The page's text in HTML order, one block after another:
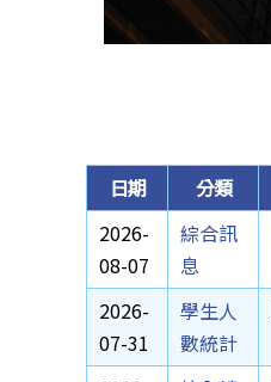
日期 分類
2026-
08-07
綜合訊
息
2026-
07-31
學生人
數統計